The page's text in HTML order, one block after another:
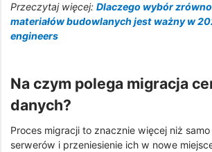
Przeczytaj więcej: Dlaczego wybór
materiałów budowlanych jest ważny w
engineers
Na czym polega migracja
danych?
Proces migracji to znacznie więcej niż samo
serwerów i przeniesienie ich w nowe